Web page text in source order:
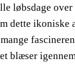
løbsdage
dette ikoniske
blæser